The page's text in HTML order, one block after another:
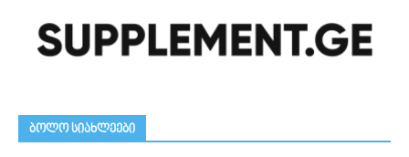
ᲑᲝᲚᲝ ᲡᲘᲐᲮᲚᲔᲔᲑᲘ